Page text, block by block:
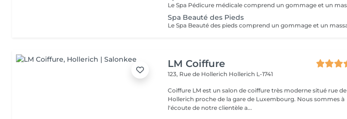
Spa Beauté des Pieds
LM Coiffure
123, Rue de Hollerich Hollerich L-1741
Coiffure LM est un salon de coiffure très moderne situé rue de
Hollerich proche de la gare de Luxembourg. Nous sommes à
l'écoute de notre clientèle a...